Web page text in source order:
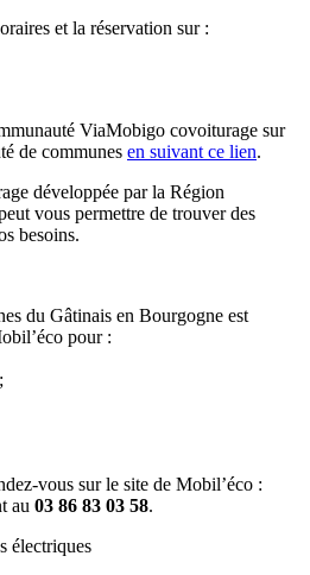
et la réservation sur :
ViaMobigo covoiturage sur
de communes en suivant ce lien.
développée par la Région
vous permettre de trouver des
besoins.
du Gâtinais en Bourgogne est
pour :
vous sur le site de Mobil’éco :
au 03 86 83 03 58.
électriques